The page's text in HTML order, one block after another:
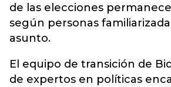
de las elecciones
según personas
asunto.
El equipo de transición de
de expertos en políticas